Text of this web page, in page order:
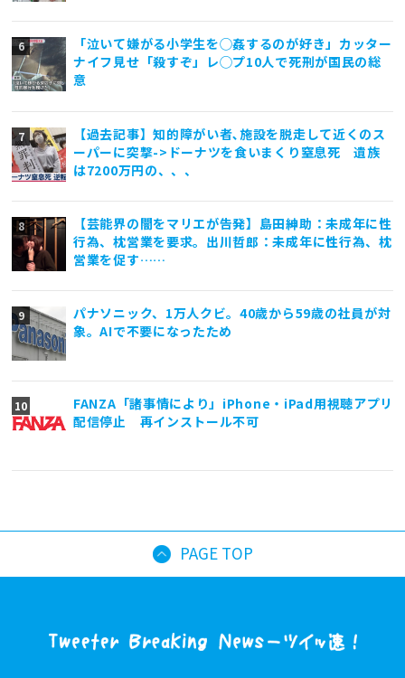
「泣いて嫌がる小学生を◯姦するのが好き」カッター
ナイフ見せ「殺すぞ」レ◯プ10人で死刑が国民の総
意
【過去記事】知的障がい者､施設を脱走して近くのス
ーパーに突撃->ドーナツを食いまくり窒息死 遺族
は7200万円の、、、
【芸能界の闇をマリエが告発】島田紳助：未成年に性
行為、枕営業を要求。出川哲郎：未成年に性行為、枕
営業を促す……
パナソニック、1万人クビ。40歳から59歳の社員が対
象。AIで不要になったため
FANZA「諸事情により」iPhone・iPad用視聴アプリ
配信停止 再インストール不可
PAGE TOP